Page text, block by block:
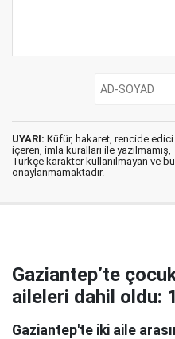
UYARI: Küfür, hakaret, rencide edici
içeren, imla kuralları ile yazılmamış,
Türkçe karakter kullanılmayan ve
onaylanmamaktadır.
Gaziantep’te
aileleri dahil oldu:
Gaziantep'te iki aile